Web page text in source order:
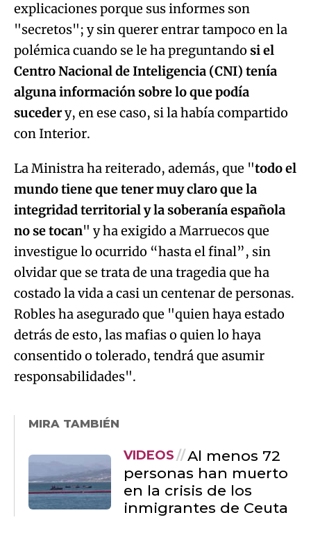
explicaciones porque sus informes son
"secretos"; y sin querer entrar tampoco en la
polémica cuando se le ha preguntando si el
Centro Nacional de Inteligencia (CNI) tenía
alguna información sobre lo que podía
sucedery, en ese caso, si la había compartido
con Interior.
La Ministra ha reiterado, además, que "todo el
mundo tiene que tener muy claro que la
integridad territorial y la soberanía española
no se tocan" y ha exigido a Marruecos que
investigue lo ocurrido “hasta el final”, sin
olvidar que se trata de una tragedia que ha
costado la vida a casi un centenar de personas.
Robles ha asegurado que "quien haya estado
detrás de esto, las mafias o quien lo haya
consentido o tolerado, tendrá que asumir
responsabilidades".
MIRA TAMBIÉN
VIDEOS
Al menos 72
personas han muerto
en la crisis de los
inmigrantes de Ceuta